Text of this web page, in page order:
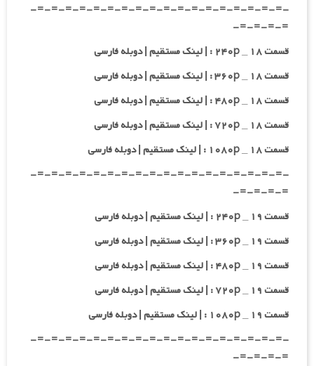
-=-=-=-=-=-=-=-=-=-=-=-=-=-=-=-=-=-=-
=-=-=-=-
قسمت ۱۸ _ ۲۴۰p : | لینک مستقیم | دوبله فارسی
قسمت ۱۸ _ ۳۶۰p : | لینک مستقیم | دوبله فارسی
قسمت ۱۸ _ ۴۸۰p : | لینک مستقیم | دوبله فارسی
قسمت ۱۸ _ ۷۲۰p : | لینک مستقیم | دوبله فارسی
قسمت ۱۸ _ ۱۰۸۰p : | لینک مستقیم | دوبله فارسی
-=-=-=-=-=-=-=-=-=-=-=-=-=-=-=-=-=-=-
=-=-=-=-
قسمت ۱۹ _ ۲۴۰p : | لینک مستقیم | دوبله فارسی
قسمت ۱۹ _ ۳۶۰p : | لینک مستقیم | دوبله فارسی
قسمت ۱۹ _ ۴۸۰p : | لینک مستقیم | دوبله فارسی
قسمت ۱۹ _ ۷۲۰p : | لینک مستقیم | دوبله فارسی
قسمت ۱۹ _ ۱۰۸۰p : | لینک مستقیم | دوبله فارسی
-=-=-=-=-=-=-=-=-=-=-=-=-=-=-=-=-=-=-
=-=-=-=-